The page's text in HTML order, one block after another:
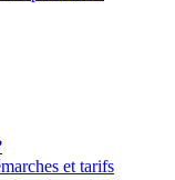
et tarifs